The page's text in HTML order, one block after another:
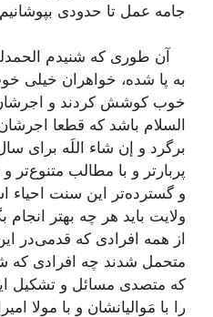
جامه عمل تا حدودی
آن طوری كه شنیدم
به پا شده، خواهران خیلی
خوب كوشش كردند و اجرشان
السلام باشد كه قطعا
برگرد و إن شاء اللَه برای
پربارتر و با مطالب متنوع‌تر
و گسترده‌تر این سنت احیاء
ولایت باید هر چه بهتر انجام
از همه افرادی كه قدمی‌در
متحمل شدند چه افرادی كه
كه متصدی مسائل و تشكیل
را با مَوالیانشان و با مولا